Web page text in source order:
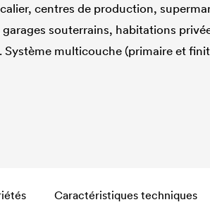
centres de production,
souterrains, habitations
Système multicouche (primaire et
Caractéristiques techniques